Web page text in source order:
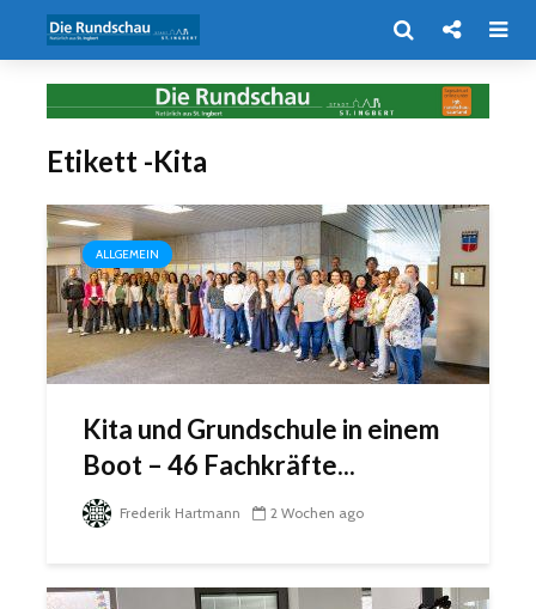
Etikett -Kita
ALLGEMEIN
Kita und Grundschule in einem
Boot – 46 Fachkräfte...
Frederik Hartmann 2 Wochen ago